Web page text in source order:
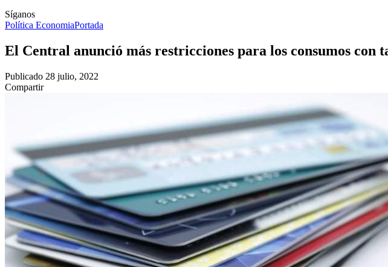
Síganos
Política EconomiaPortada
El Central anunció más restricciones para los consumos con
Publicado 28 julio, 2022
Compartir